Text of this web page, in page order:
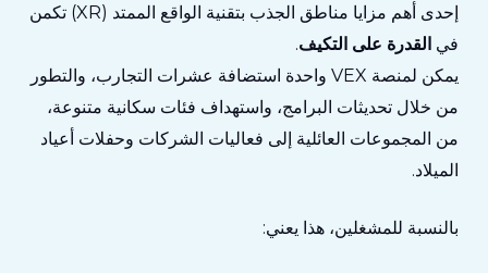
إحدى أهم مزايا مناطق الجذب بتقنية الواقع الممتد (XR) تكمن
في القدرة على التكيف.
يمكن لمنصة VEX واحدة استضافة عشرات التجارب، والتطور
من خلال تحديثات البرامج، واستهداف فئات سكانية متنوعة،
من المجموعات العائلية إلى فعاليات الشركات وحفلات أعياد
الميلاد.
بالنسبة للمشغلين، هذا يعني: